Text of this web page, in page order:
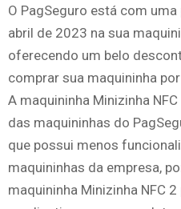
O PagSeguro está com
abril de 2023 na sua
oferecendo um belo
comprar sua maquininha
A maquininha Minizinha
das maquininhas do
que possui menos
maquininhas da empresa,
maquininha Minizinha NFC